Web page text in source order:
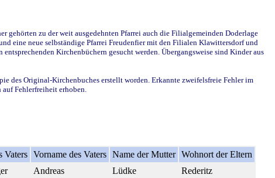
zu der weit ausgedehnten Pfarrei auch die Filialgemeinden Doderlage
eine neue selbständige Pfarrei Freudenfier mit den Filialen Klawittersdorf und
Kirchenbüchern gesucht werden. Übergangsweise sind Kinder aus
des Original-Kirchenbuches erstellt worden. Erkannte zweifelsfreie Fehler im
Fehlerfreiheit erhoben.
Vaters Vorname des Vaters Name der Mutter Wohnort der Eltern
Andreas Lüdke
Rederitz